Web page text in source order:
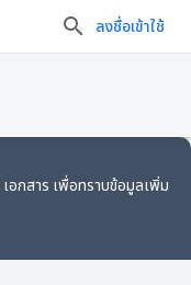
ลงชื่อเข้าใช้
เอกสาร เพื่อทราบข้อมูลเพิ่ม